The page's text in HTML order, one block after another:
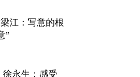
江：写意的根
”
永生：感受